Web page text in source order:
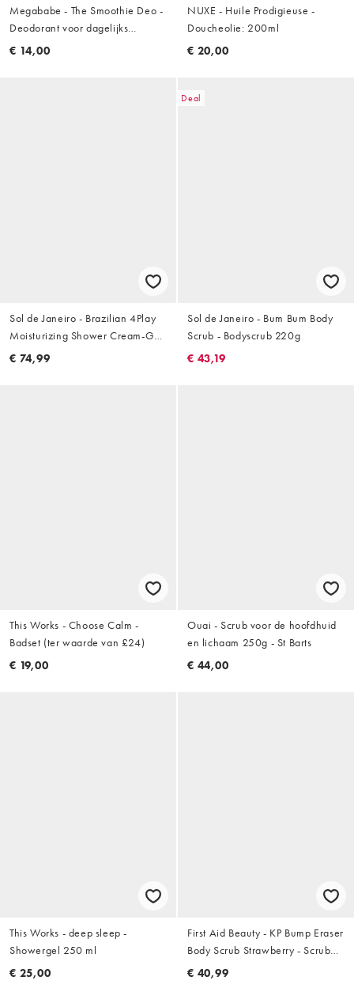
Megababe - The Smoothie Deo -
Deodorant voor dagelijks
gebruik met fruitenzymen: 75g
€ 14,00
NUXE - Huile Prodigieuse -
Doucheolie: 200ml
€ 20,00
Sol de Janeiro - Brazilian 4Play
Moisturizing Shower Cream-Gel
- Douchegel 1000ml
€ 74,99
Deal
Sol de Janeiro - Bum Bum Body
Scrub - Bodyscrub 220g
€ 43,19
This Works - Choose Calm -
Badset (ter waarde van £24)
€ 19,00
Ouai - Scrub voor de hoofdhuid
en lichaam 250g - St Barts
€ 44,00
This Works - deep sleep -
Showergel 250 ml
€ 25,00
First Aid Beauty - KP Bump Eraser
Body Scrub Strawberry - Scrub
voor het lichaam: 226g
€ 40,99